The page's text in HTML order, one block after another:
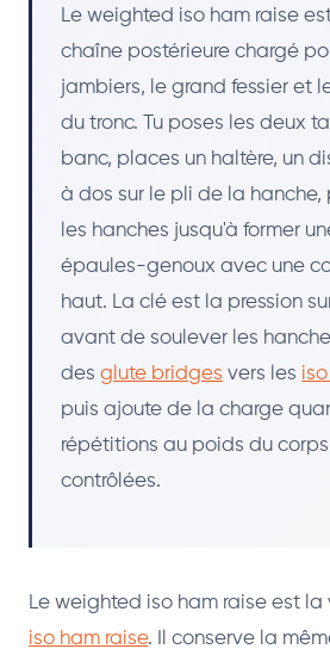
Le weighted iso ham raise
chaîne postérieure chargé
jambiers, le grand fessier et
du tronc. Tu poses les deux
banc, places un haltère, un
à dos sur le pli de la hanche,
les hanches jusqu'à former
épaules-genoux avec une
haut. La clé est la pression
avant de soulever les
des glute bridges vers les
puis ajoute de la charge
répétitions au poids du
contrôlées.
Le weighted iso ham raise est
iso ham raise. Il conserve la